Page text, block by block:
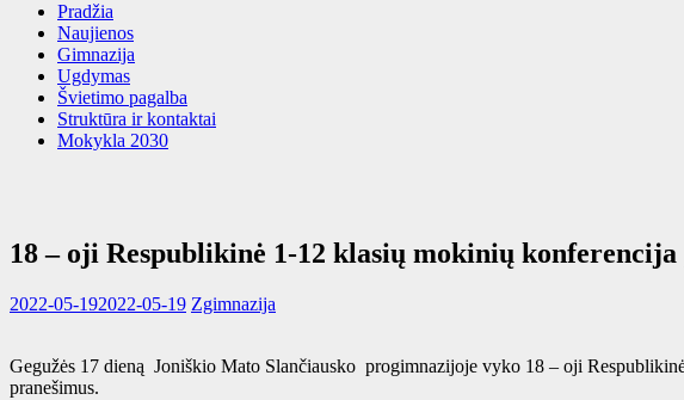
Pradžia
Naujienos
Gimnazija
Ugdymas
Švietimo pagalba
Struktūra ir kontaktai
Mokykla 2030
18 – oji Respublikinė 1-12 klasių mokinių
2022-05-192022-05-19 Zgimnazija
Gegužės 17 dieną Joniškio Mato Slančiausko progimnazijoje vyko 18 – oji
pranešimus.